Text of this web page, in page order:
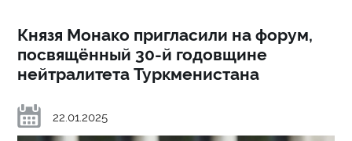
Князя Монако пригласили на форум,
посвящённый 30-й годовщине
нейтралитета Туркменистана
22.01.2025